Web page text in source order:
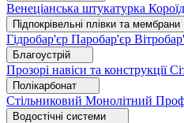
Венеціанська штукатурка
Підпокрівельні плівки та мембрани
Гідробар'єр Паробар'єр
Благоустрій
Прозорі навіси та конструкції
Полікарбонат
Стільниковий Монолітний
Водостічні системи